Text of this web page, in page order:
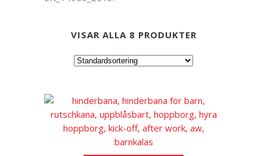
VISAR ALLA 8 PRODUKTER